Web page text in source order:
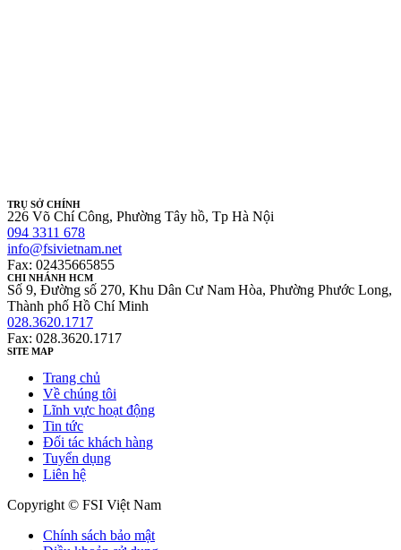
TRỤ SỞ CHÍNH
226 Võ Chí Công, Phường Tây hồ, Tp Hà Nội
094 3311 678
info@fsivietnam.net
Fax: 02435665855
CHI NHÁNH HCM
Số 9, Đường số 270, Khu Dân Cư Nam Hòa, Phường Phước Long,
Thành phố Hồ Chí Minh
028.3620.1717
Fax: 028.3620.1717
SITE MAP
Trang chủ
Về chúng tôi
Lĩnh vực hoạt động
Tin tức
Đối tác khách hàng
Tuyển dụng
Liên hệ
Copyright © FSI Việt Nam
Chính sách bảo mật